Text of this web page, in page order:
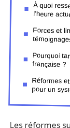
À quoi
l’heure
Forces et
Pourquoi
française ?
Réformes
pour un
Les réformes